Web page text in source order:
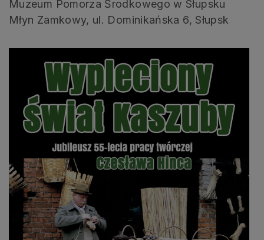
Muzeum Pomorza Środkowego w Słupsku
Młyn Zamkowy, ul. Dominikańska 6, Słupsk